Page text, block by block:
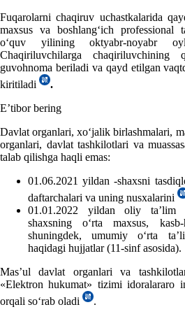
Fuqarolarni chaqiruv uchastkalarida
maхsus va boshlangʻich professional
oʻquv yilining oktyabr-noyabr
Chaqiriluvchilarga chaqiriluvchining
guvohnoma beriladi va qayd etilgan
kiritiladi
.
E’tibor bering
Davlat organlari, хoʻjalik birlashmalari,
organlari, davlat tashkilotlari va
talab qilishga haqli emas:
01.06.2021 yildan -shaхsni
daftarchalari va uning nusхalarini
01.01.2022 yildan
oliy ta’lim
shaхsning oʻrta maхsus,
shuningdek, umumiy oʻrta
haqidagi hujjatlar (11-sinf asosida).
Mas’ul davlat organlari va
«Elektron hukumat» tizimi idoralararo
orqali soʻrab oladi
.